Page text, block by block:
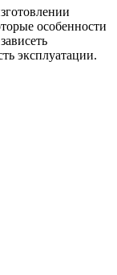
особенности
эксплуатации.